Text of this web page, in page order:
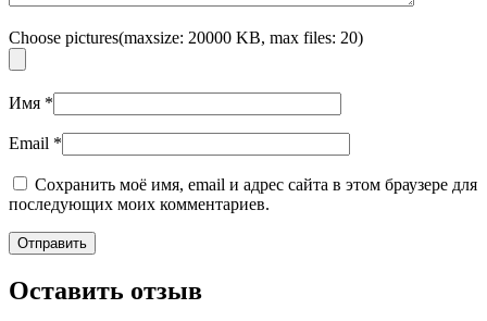
Choose pictures(maxsize: 20000 KB, max files: 20)
Имя *
Email *
Сохранить моё имя, email и адрес сайта в этом браузере для
последующих моих комментариев.
Оставить отзыв